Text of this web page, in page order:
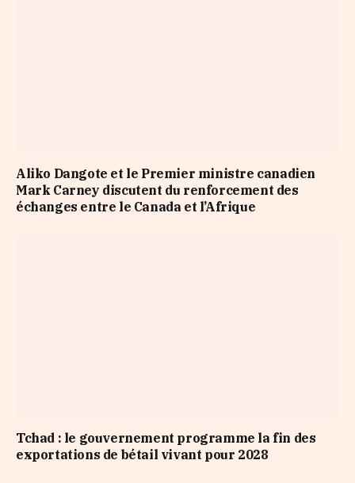
Aliko Dangote et le Premier ministre canadien
Mark Carney discutent du renforcement des
échanges entre le Canada et l’Afrique
Tchad : le gouvernement programme la fin des
exportations de bétail vivant pour 2028